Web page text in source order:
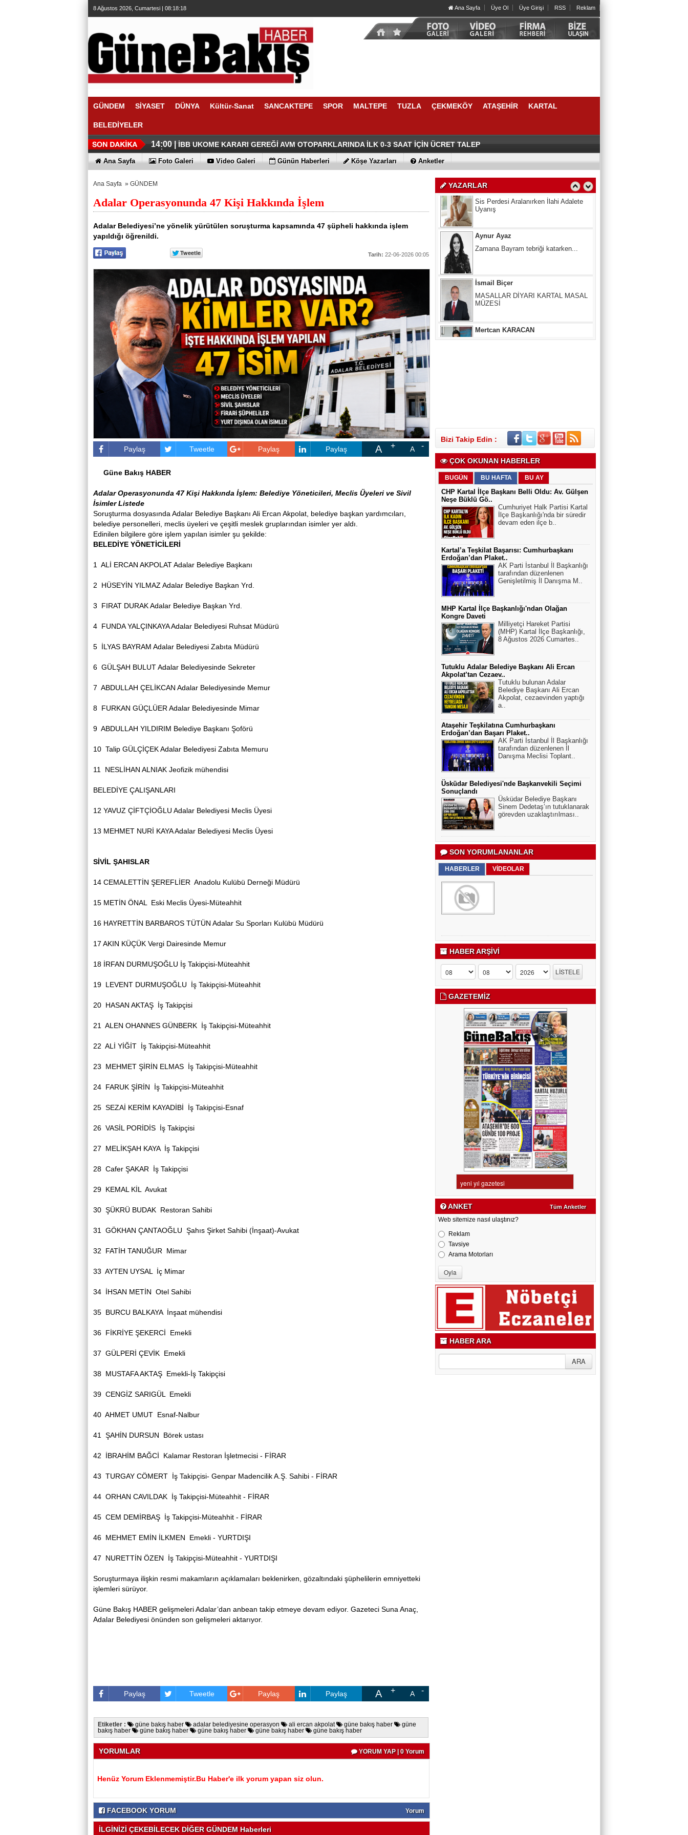
8 Ağustos 2026, Cumartesi | 08:18:19 Ana Sayfa Üye Ol Üye Girişi RSS Reklam
GÜNDEM SİYASET DÜNYA Kültür-Sanat SANCAKTEPE SPOR MALTEPE TUZLA ÇEKMEKÖY ATAŞEHİR KARTAL
BELEDİYELER
14:54 |Özgür Çelik’ten Üsküdar Seçimine İlişkin Çarpıcı İddialar
14:16 |Abdullah Özdemir’den Üsküdar Başkan Vekilliği Seçimine Sert Tepki
14:00 | İBB UKOME KARARI GEREĞİ AVM OTOPARKLARINDA İLK 0-3 SAAT İÇİN ÜCRET TALEP
EDİLEMEZ
13:56 |Tutuklu Adalar Belediye Başkanı Ali Ercan Akpolat’tan Cezaevinden Heybeliada Yangını Mesajı
Ana Sayfa Foto Galeri Video Galeri Günün Haberleri Köşe Yazarları Anketler
Ana Sayfa » GÜNDEM
Adalar Operasyonunda 47 Kişi Hakkında İşlem
Adalar Belediyesi’ne yönelik yürütülen soruşturma kapsamında 47 şüpheli hakkında işlem
yapıldığı öğrenildi.
Tarih: 22-06-2026 00:05
Paylaş Tweetle Paylaş Paylaş A A
Güne Bakış HABER
Adalar Operasyonunda 47 Kişi Hakkında İşlem: Belediye Yöneticileri, Meclis Üyeleri ve Sivil
İsimler Listede
Soruşturma dosyasında Adalar Belediye Başkanı Ali Ercan Akpolat, belediye başkan yardımcıları,
belediye personelleri, meclis üyeleri ve çeşitli meslek gruplarından isimler yer aldı.
Edinilen bilgilere göre işlem yapılan isimler şu şekilde:
BELEDİYE YÖNETİCİLERİ
1 ALİ ERCAN AKPOLATAdalar Belediye Başkanı
2 HÜSEYİN YILMAZ Adalar Belediye Başkan Yrd.
3 FIRAT DURAKAdalar Belediye Başkan Yrd.
4 FUNDA YALÇINKAYAAdalar Belediyesi Ruhsat Müdürü
5 İLYAS BAYRAM Adalar Belediyesi Zabıta Müdürü
6 GÜLŞAH BULUTAdalar Belediyesinde Sekreter
7 ABDULLAH ÇELİKCAN Adalar Belediyesinde Memur
8 FURKAN GÜÇLÜER Adalar Belediyesinde Mimar
9 ABDULLAH YILDIRIM Belediye Başkanı Şoförü
10 Talip GÜLÇİÇEKAdalar Belediyesi Zabıta Memuru
11 NESLİHAN ALNIAK Jeofizik mühendisi
BELEDİYE ÇALIŞANLARI
12 YAVUZ ÇİFTÇİOĞLU Adalar Belediyesi Meclis Üyesi
13 MEHMET NURİ KAYAAdalar Belediyesi Meclis Üyesi
SİVİL ŞAHISLAR
14 CEMALETTİN ŞEREFLİER Anadolu Kulübü Derneği Müdürü
15 METİN ÖNAL Eski Meclis Üyesi-Müteahhit
16 HAYRETTİN BARBAROS TÜTÜN Adalar Su Sporları Kulübü Müdürü
17 AKIN KÜÇÜK Vergi Dairesinde Memur
18 İRFAN DURMUŞOĞLU İş Takipçisi-Müteahhit
19 LEVENT DURMUŞOĞLU İş Takipçisi-Müteahhit
20 HASAN AKTAŞ İş Takipçisi
21 ALEN OHANNES GÜNBERK İş Takipçisi-Müteahhit
22 ALİ YİĞİT İş Takipçisi-Müteahhit
23 MEHMET ŞİRİN ELMAS İş Takipçisi-Müteahhit
24 FARUK ŞİRİN İş Takipçisi-Müteahhit
25 SEZAİ KERİM KAYADİBİ İş Takipçisi-Esnaf
26 VASİL PORİDİS İş Takipçisi
27 MELİKŞAH KAYA İş Takipçisi
28 Cafer ŞAKAR İş Takipçisi
29 KEMAL KİL Avukat
30 ŞÜKRÜ BUDAK Restoran Sahibi
31 GÖKHAN ÇANTAOĞLU Şahıs Şirket Sahibi (İnşaat)-Avukat
32 FATİH TANUĞUR Mimar
33 AYTEN UYSAL İç Mimar
34 İHSAN METİN Otel Sahibi
35 BURCU BALKAYA İnşaat mühendisi
36 FİKRİYE ŞEKERCİ Emekli
37 GÜLPERİ ÇEVİK Emekli
38 MUSTAFA AKTAŞ Emekli-İş Takipçisi
39 CENGİZ SARIGÜL Emekli
40 AHMET UMUT Esnaf-Nalbur
41 ŞAHİN DURSUN Börek ustası
42 İBRAHİM BAĞCİ Kalamar Restoran İşletmecisi - FİRAR
43 TURGAY CÖMERT İş Takipçisi- Genpar Madencilik A.Ş. Sahibi - FİRAR
44 ORHAN CAVILDAK İş Takipçisi-Müteahhit - FİRAR
45 CEM DEMİRBAŞ İş Takipçisi-Müteahhit - FİRAR
46 MEHMET EMİN İLKMEN Emekli - YURTDIŞI
47 NURETTİN ÖZEN İş Takipçisi-Müteahhit - YURTDIŞI
Soruşturmaya ilişkin resmi makamların açıklamaları beklenirken, gözaltındaki şüphelilerin emniyetteki
işlemleri sürüyor.
Güne Bakış HABER gelişmeleri Adalar’dan anbean takip etmeye devam ediyor. Gazeteci Suna Anaç,
Adalar Belediyesi önünden son gelişmeleri aktarıyor.
Paylaş Tweetle Paylaş Paylaş A A
Etiketler : güne bakış haber adalar belediyesine operasyon ali ercan akpolat güne bakış haber
güne
bakış haber
güne bakış haber güne bakış haber güne bakış haber güne bakış haber
YORUMLAR YORUM YAP | 0 Yorum
Henüz Yorum Eklenmemiştir.Bu Haber'e ilk yorum yapan siz olun.
FACEBOOK YORUM Yorum
İLGİNİZİ ÇEKEBİLECEK DİĞER GÜNDEM Haberleri
YAZARLAR
Cengiz HORTOĞLU
Yeni yılda öyle bir iyilik yap ki sen
unutsan da karşındaki unutmasın
Berna ANAÇ
Sis Perdesi Aralanırken İlahi Adalete
Uyanış
Aynur Ayaz
İsmail Biçer
Mertcan KARACAN
Bizi Takip Edin :
ÇOK OKUNAN HABERLER
BUGÜN BU HAFTA BU AY
CHP Kartal İlçe Başkanı Belli Oldu: Av. Gülşen
Neşe Büklü Gö..
Cumhuriyet Halk Partisi Kartal
İlçe Başkanlığı'nda bir süredir
devam eden ilçe b..
Kartal’a Teşkilat Başarısı: Cumhurbaşkanı
Erdoğan’dan Plaket..
AK Parti İstanbul İl Başkanlığı
tarafından düzenlenen
Genişletilmiş İl Danışma M..
MHP Kartal İlçe Başkanlığı'ndan Olağan
Kongre Daveti
Milliyetçi Hareket Partisi
(MHP) Kartal İlçe Başkanlığı,
8 Ağustos 2026 Cumartes..
Tutuklu Adalar Belediye Başkanı Ali Ercan
Akpolat’tan Cezaev..
Tutuklu bulunan Adalar
Belediye Başkanı Ali Ercan
Akpolat, cezaevinden yaptığı
a..
Ataşehir Teşkilatına Cumhurbaşkanı
Erdoğan’dan Başarı Plaket..
AK Parti İstanbul İl Başkanlığı
tarafından düzenlenen İl
Danışma Meclisi Toplant..
Üsküdar Belediyesi'nde Başkanvekili Seçimi
Sonuçlandı
Üsküdar Belediye Başkanı
Sinem Dedetaş’ın tutuklanarak
görevden uzaklaştırılması..
SON YORUMLANANLAR
HABERLER VİDEOLAR
HABER ARŞİVİ
GAZETEMİZ
ANKET Tüm Anketler
Web sitemize nasıl ulaştınız?
Reklam
Tavsiye
Arama Motorları
HABER ARA